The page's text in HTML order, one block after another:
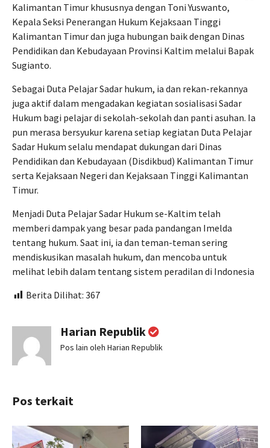
Kalimantan Timur khususnya dengan Toni Yuswanto,
Kepala Seksi Penerangan Hukum Kejaksaan Tinggi
Kalimantan Timur dan juga hubungan baik dengan Dinas
Pendidikan dan Kebudayaan Provinsi Kaltim melalui Bapak
Sugianto.
Sebagai Duta Pelajar Sadar hukum, ia dan rekan-rekannya
juga aktif dalam mengadakan kegiatan sosialisasi Sadar
Hukum bagi pelajar di sekolah-sekolah dan panti asuhan. Ia
pun merasa bersyukur karena setiap kegiatan Duta Pelajar
Sadar Hukum selalu mendapat dukungan dari Dinas
Pendidikan dan Kebudayaan (Disdikbud) Kalimantan Timur
serta Kejaksaan Negeri dan Kejaksaan Tinggi Kalimantan
Timur.
Menjadi Duta Pelajar Sadar Hukum se-Kaltim telah
memberi dampak yang besar pada pandangan Imelda
tentang hukum. Saat ini, ia dan teman-teman sering
mendiskusikan masalah hukum, dan mencoba untuk
melihat lebih dalam tentang sistem peradilan di Indonesia
Berita Dilihat: 367
Harian Republik
Pos lain oleh Harian Republik
Pos terkait